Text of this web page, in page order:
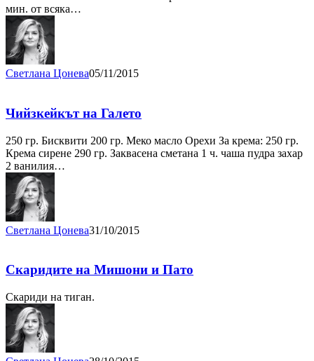
мин. от всяка…
Светлана Цонева05/11/2015
Чийзкейкът на Галето
250 гр. Бисквити 200 гр. Меко масло Орехи За крема: 250 гр.
Крема сирене 290 гр. Заквасена сметана 1 ч. чаша пудра захар
2 ванилия…
Светлана Цонева31/10/2015
Скаридите на Мишони и Пато
Скариди на тиган.